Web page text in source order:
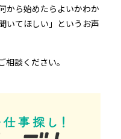
から始めたらよいかわか
いてほしい」というお声
談ください。